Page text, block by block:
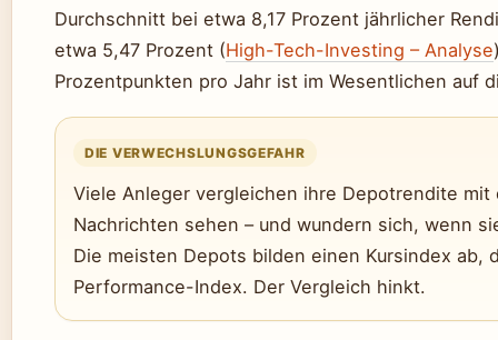
Durchschnitt bei etwa 8,17 Prozent jährlicher
etwa 5,47 Prozent (High-Tech-Investing – Analyse
Prozentpunkten pro Jahr ist im Wesentlichen auf
DIE VERWECHSLUNGSGEFAHR
Viele Anleger vergleichen ihre Depotrendite mit
Nachrichten sehen – und wundern sich, wenn
Die meisten Depots bilden einen Kursindex ab,
Performance-Index. Der Vergleich hinkt.